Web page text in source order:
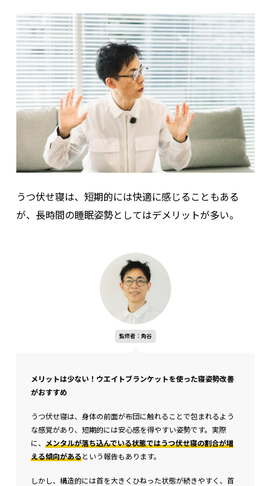
うつ伏せ寝は、短期的には快適に感じることもある
が、長時間の睡眠姿勢としてはデメリットが多い。
監修者：角谷
メリットは少ない！ウエイトブランケットを使った寝姿勢改善
がおすすめ
うつ伏せ寝は、身体の前面が布団に触れることで包まれるよう
な感覚があり、短期的には安心感を得やすい姿勢です。実際
に、 メンタルが落ち込んでいる状態ではうつ伏せ寝の割合が増
える傾向があるという報告もあります。
しかし、構造的には首を大きくひねった状態が続きやすく、首